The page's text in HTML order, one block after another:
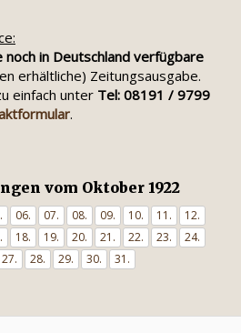
noch in Deutschland verfügbare
erhältliche) Zeitungsausgabe.
einfach unter Tel: 08191 / 9799
.
vom Oktober 1922
06. 07. 08. 09. 10. 11.
12.
18. 19. 20. 21. 22. 23.
24.
27. 28. 29. 30. 31.